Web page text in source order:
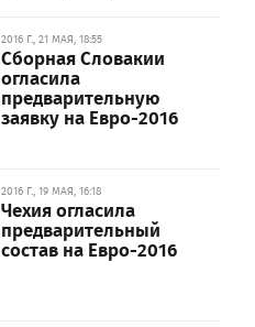
2016 Г., 21 МАЯ, 18:55
Сборная Словакии
огласила
предварительную
заявку на Евро-2016
2016 Г., 19 МАЯ, 16:18
Чехия огласила
предварительный
состав на Евро-2016